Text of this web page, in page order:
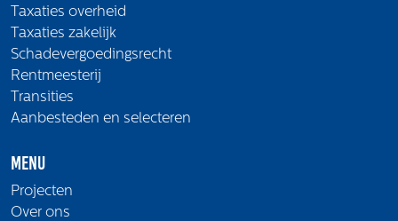
Taxaties overheid
Taxaties zakelijk
Schadevergoedingsrecht
Rentmeesterij
Transities
Aanbesteden en selecteren
Menu
Projecten
Over ons